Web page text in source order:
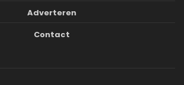
Adverteren
Contact